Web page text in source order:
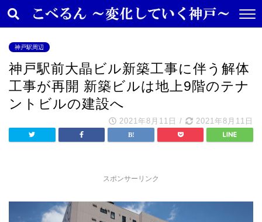
神戸駅周辺
神戸駅前大晶ビル新築工事に伴う解体
工事が再開 新築ビルは地上9階のテナ
ントビルの建設へ
2021年8月11日 / 2021年8月11日
スポンサーリンク